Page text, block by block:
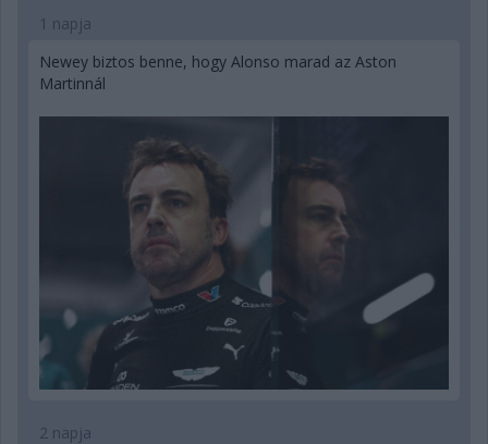
1 napja
Newey biztos benne, hogy Alonso marad az Aston
Martinnál
2 napja